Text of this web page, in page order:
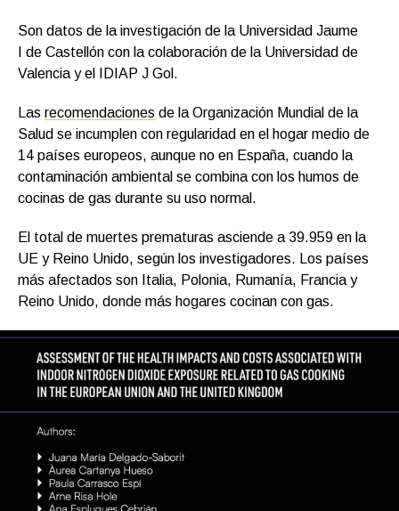
Son datos de la investigación de la Universidad Jaume
I de Castellón con la colaboración de la Universidad de
Valencia y el IDIAP J Gol.
Las recomendaciones de la Organización Mundial de la
Salud se incumplen con regularidad en el hogar medio de
14 países europeos, aunque no en España, cuando la
contaminación ambiental se combina con los humos de
cocinas de gas durante su uso normal.
El total de muertes prematuras asciende a 39.959 en la
UE y Reino Unido, según los investigadores. Los países
más afectados son Italia, Polonia, Rumanía, Francia y
Reino Unido, donde más hogares cocinan con gas.